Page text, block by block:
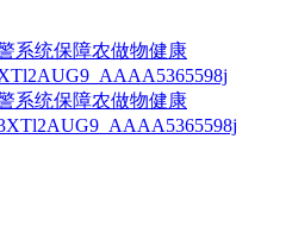
系统保障农做物健康
系统保障农做物健康